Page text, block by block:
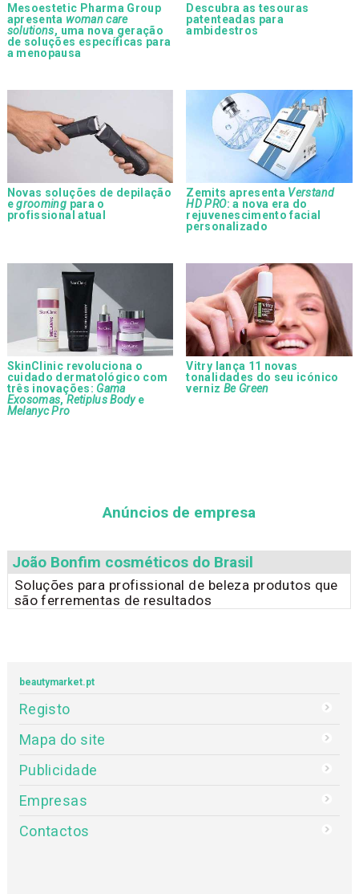
Mesoestetic Pharma Group
apresenta woman care
solutions, uma nova geração
de soluções específicas para
a menopausa
Descubra as tesouras
patenteadas para
ambidestros
Novas soluções de depilação
egrooming para o
profissional atual
Zemits apresenta Verstand
HD PRO: a nova era do
rejuvenescimento facial
personalizado
SkinClinic revoluciona o
cuidado dermatológico com
três inovações: Gama
Exosomas, Retiplus Bodye
Melanyc Pro
Vitry lança 11 novas
tonalidades do seu icónico
verniz Be Green
Anúncios de empresa
João Bonfim cosméticos do Brasil
Soluções para profissional de beleza produtos que
são ferrementas de resultados
beautymarket.pt
Registo
Mapa do site
Publicidade
Empresas
Contactos